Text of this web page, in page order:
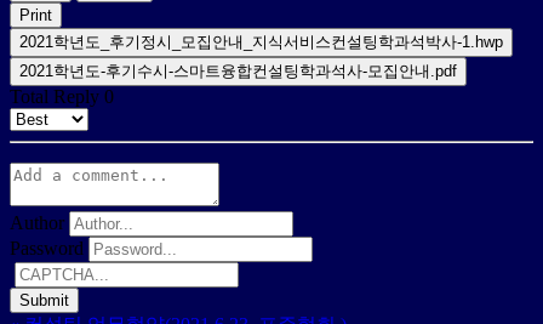
Print
2021학년도_후기정시_모집안내_지식서비스컨설팅학과석박사-1.hwp
2021학년도-후기수시-스마트융합컨설팅학과석사-모집안내.pdf
Total Reply 0
Author
Password